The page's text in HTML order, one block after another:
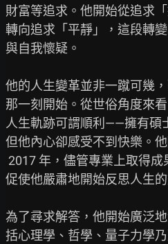
財富等追求。他開始從追求「
轉向追求「平靜」，這段轉
與自我懷疑。
他的人生變革並非一蹴可幾
那一刻開始。從世俗角度來
人生軌跡可謂順利——擁有碩
但他內心卻感受不到快樂。
促使他嚴肅地開始反思人生的
為了尋求解答，他開始廣泛
括心理學、哲學、量子力學